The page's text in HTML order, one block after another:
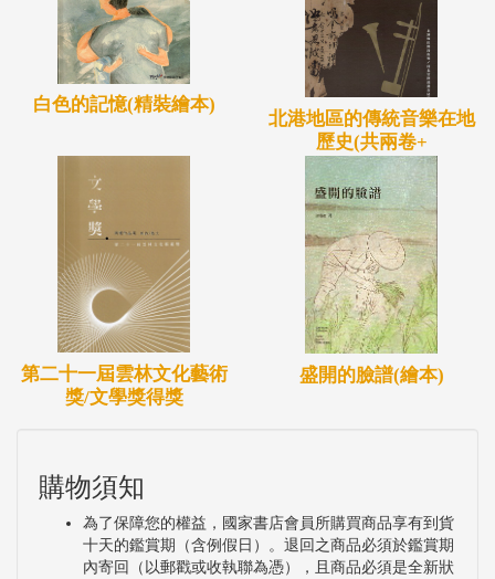
白色的記憶(精裝繪本)
北港地區的傳統音樂在地
歷史(共兩卷+
第二十一屆雲林文化藝術
獎/文學獎得獎
盛開的臉譜(繪本)
購物須知
為了保障您的權益，國家書店會員所購買商品享有到貨
十天的鑑賞期（含例假日）。退回之商品必須於鑑賞期
內寄回（以郵戳或收執聯為憑），且商品必須是全新狀